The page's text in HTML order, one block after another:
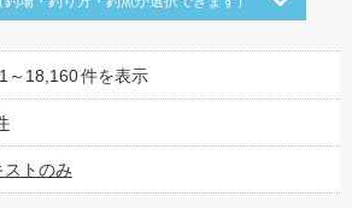
～18,160件を表示
ストのみ